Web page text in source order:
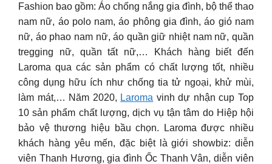
Fashion bao gồm: Áo chống nắng gia đình, bộ thể thao
nam nữ, áo polo nam, áo phông gia đình, áo gió nam
nữ, áo phao nam nữ, áo quần giữ nhiệt nam nữ, quần
tregging nữ, quần tất nữ,… Khách hàng biết đến
Laroma qua các sản phẩm có chất lượng tốt, nhiều
công dụng hữu ích như chống tia tử ngoại, khử mùi,
làm mát,… Năm 2020, Laroma vinh dự nhận cup Top
10 sản phẩm chất lượng, dịch vụ tận tâm do Hiệp hội
bảo vệ thương hiệu bầu chọn. Laroma được nhiều
khách hàng yêu mến, đặc biệt là giới showbiz: diễn
viên Thanh Hương, gia đình Ốc Thanh Vân, diễn viên